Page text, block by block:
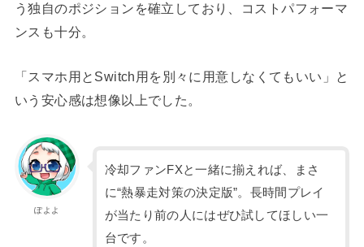
う独自のポジションを確立しており、コストパフォーマ
ンスも十分。
「スマホ用とSwitch用を別々に用意しなくてもいい」と
いう安心感は想像以上でした。
ぽよよ
冷却ファンFXと一緒に揃えれば、まさ
に“熱暴走対策の決定版”。長時間プレイ
が当たり前の人にはぜひ試してほしい一
台です。